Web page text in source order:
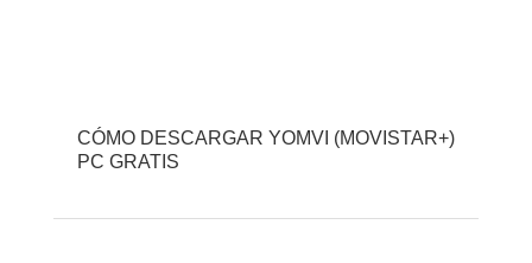
CÓMO DESCARGAR YOMVI (MOVISTAR+)
PC GRATIS